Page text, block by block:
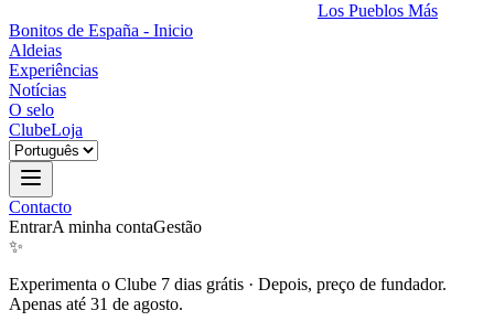
Los Pueblos Más
Bonitos de España - Inicio
Aldeias
Experiências
Notícias
O selo
ClubeLoja
Contacto
EntrarA minha contaGestão
✨
Experimenta o Clube 7 dias grátis · Depois, preço de fundador.
Apenas até 31 de agosto.